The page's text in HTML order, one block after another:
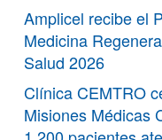
Amplicel recibe el
Medicina
Salud 2026
Clínica CEMTRO
Misiones Médicas